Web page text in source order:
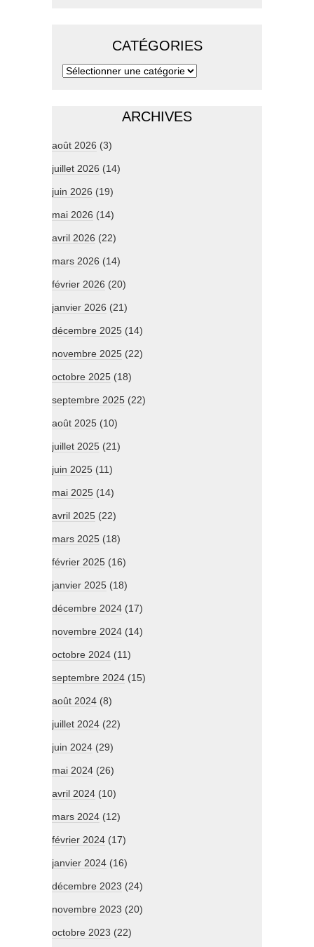
CATÉGORIES
ARCHIVES
août 2026 (3)
juillet 2026 (14)
juin 2026 (19)
mai 2026 (14)
avril 2026 (22)
mars 2026 (14)
février 2026 (20)
janvier 2026 (21)
décembre 2025 (14)
novembre 2025 (22)
octobre 2025 (18)
septembre 2025 (22)
août 2025 (10)
juillet 2025 (21)
juin 2025 (11)
mai 2025 (14)
avril 2025 (22)
mars 2025 (18)
février 2025 (16)
janvier 2025 (18)
décembre 2024 (17)
novembre 2024 (14)
octobre 2024 (11)
septembre 2024 (15)
août 2024 (8)
juillet 2024 (22)
juin 2024 (29)
mai 2024 (26)
avril 2024 (10)
mars 2024 (12)
février 2024 (17)
janvier 2024 (16)
décembre 2023 (24)
novembre 2023 (20)
octobre 2023 (22)